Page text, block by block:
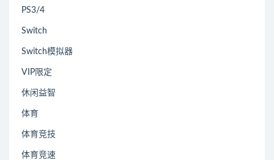
PS3/4
Switch
Switch模拟器
VIP限定
休闲益智
体育
体育竞技
体育竞速